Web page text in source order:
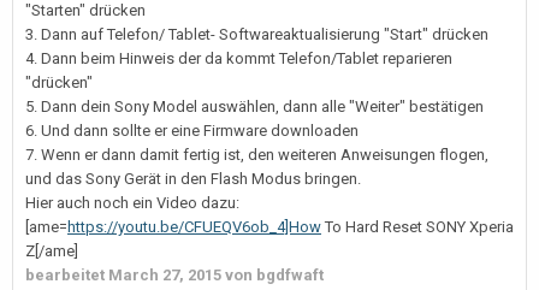
"Starten" drücken
3. Dann auf Telefon/ Tablet- Softwareaktualisierung "Start" drücken
4. Dann beim Hinweis der da kommt Telefon/Tablet reparieren
"drücken"
5. Dann dein Sony Model auswählen, dann alle "Weiter" bestätigen
6. Und dann sollte er eine Firmware downloaden
7. Wenn er dann damit fertig ist, den weiteren Anweisungen flogen,
und das Sony Gerät in den Flash Modus bringen.
Hier auch noch ein Video dazu:
[ame= https://youtu.be/CFUEQV6ob_4]HowTo Hard Reset SONY Xperia
Z[/ame]
bearbeitet March 27, 2015 von bgdfwaft